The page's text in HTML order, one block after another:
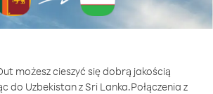
możesz cieszyć się dobrą jakością
do Uzbekistan z Sri Lanka.Połączenia z